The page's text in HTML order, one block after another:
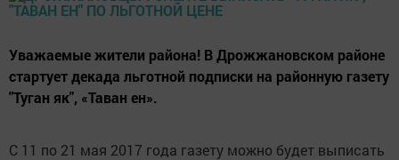
Уважаемые жители района! В Дрожжановском районе
стартует декада льготной подписки на районную газету
"Туган як", «Таван ен».
С 11 по 21 мая 2017 года газету можно будет выписать